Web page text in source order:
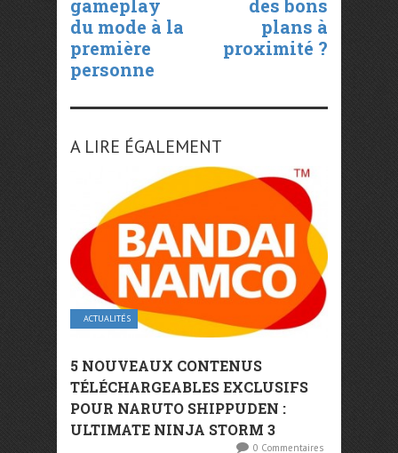
gameplay
du mode à la
première
personne
des bons
plans à
proximité ?
A LIRE ÉGALEMENT
ACTUALITÉS
5 NOUVEAUX CONTENUS
TÉLÉCHARGEABLES EXCLUSIFS
POUR NARUTO SHIPPUDEN :
ULTIMATE NINJA STORM 3
0 Commentaires